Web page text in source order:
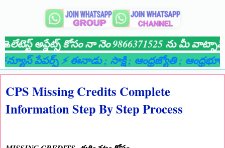
అప్డేట్స్ కోసం నా నెం 9866371525 ను మీ వాట్సాప్
పేపర్స్ ⚡ ఈనాడు; సాక్షి ; ఆంధ్రజ్యోతి; ఆంధ్రభూమి;
CPS Missing Credits Complete
Information Step By Step Process